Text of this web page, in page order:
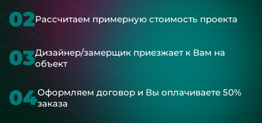
02Рассчитаем примерную стоимость проекта
03Дизайнер/замерщик приезжает к Вам на
объект
04Оформляем договор и Вы оплачиваете 50%
заказа